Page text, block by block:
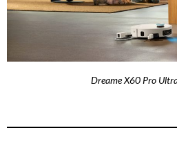
Dreame X60 Pro